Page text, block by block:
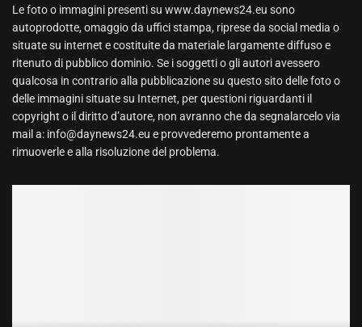
Le foto o immagini presenti su www.daynews24.eu sono
autoprodotte, omaggio da uffici stampa, riprese da social media o
situate su internet e costituite da materiale largamente diffuso e
ritenuto di pubblico dominio. Se i soggetti o gli autori avessero
qualcosa in contrario alla pubblicazione su questo sito delle foto o
delle immagini situate su Internet, per questioni riguardanti il
copyright o il diritto d’autore, non avranno che da segnalarcelo via
mail a: info@daynews24.eu e provvederemo prontamente a
rimuoverle e alla risoluzione del problema.